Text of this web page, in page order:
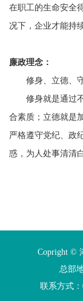
在职工的生命安全
况下，企业才能持
廉政理念：
修身、立德、
修身就是通过
合素质；立德就是
严格遵守党纪、政
惑，为人处事清清
Copright ©
总部
联系方式：